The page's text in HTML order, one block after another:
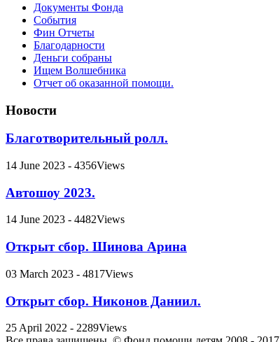
Документы Фонда
События
Фин Отчеты
Благодарности
Деньги собраны
Ищем Волшебника
Отчет об оказанной помощи.
Новости
Благотворительный ролл.
14 June 2023 - 4356Views
Автошоу 2023.
14 June 2023 - 4482Views
Открыт сбор. Шинова Арина
03 March 2023 - 4817Views
Открыт сбор. Никонов Даниил.
25 April 2022 - 2289Views